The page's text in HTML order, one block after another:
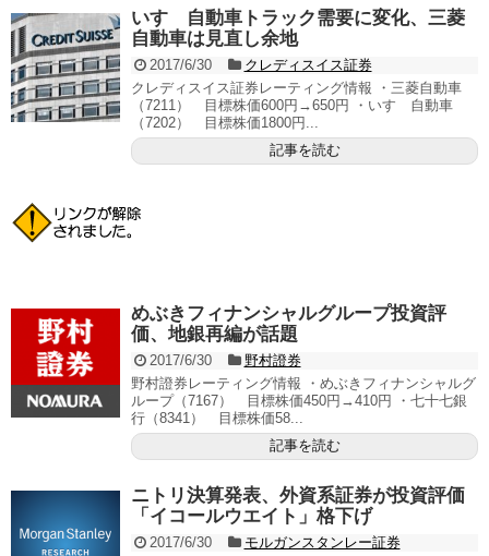
いすゞ自動車トラック需要に変化、三菱
自動車は見直し余地
2017/6/30
クレディスイス証券
クレディスイス証券レーティング情報 ・三菱自動車
（7211） 目標株価600円→650円 ・いすゞ自動車
（7202） 目標株価1800円...
記事を読む
めぶきフィナンシャルグループ投資評
価、地銀再編が話題
2017/6/30
野村證券
野村證券レーティング情報 ・めぶきフィナンシャルグ
ループ（7167） 目標株価450円→410円 ・七十七銀
行（8341） 目標株価58...
記事を読む
ニトリ決算発表、外資系証券が投資評価
「イコールウエイト」格下げ
2017/6/30
モルガンスタンレー証券